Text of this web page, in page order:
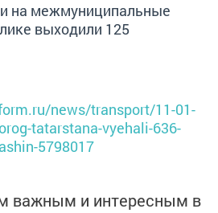
на межмуниципальные
выходили 125
news/transport/11-01-
tatarstana-vyehali-636-
5798017
важным и интересным в